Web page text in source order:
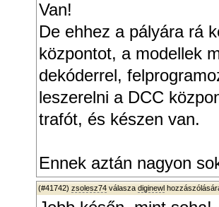
Van!
De ehhez a pályára rá
központot, a modellek
dekóderrel,
leszerelni a DCC
trafót, és készen van.
Ennek aztán nagyon
(#41742) zsolesz74 válasza diginewl